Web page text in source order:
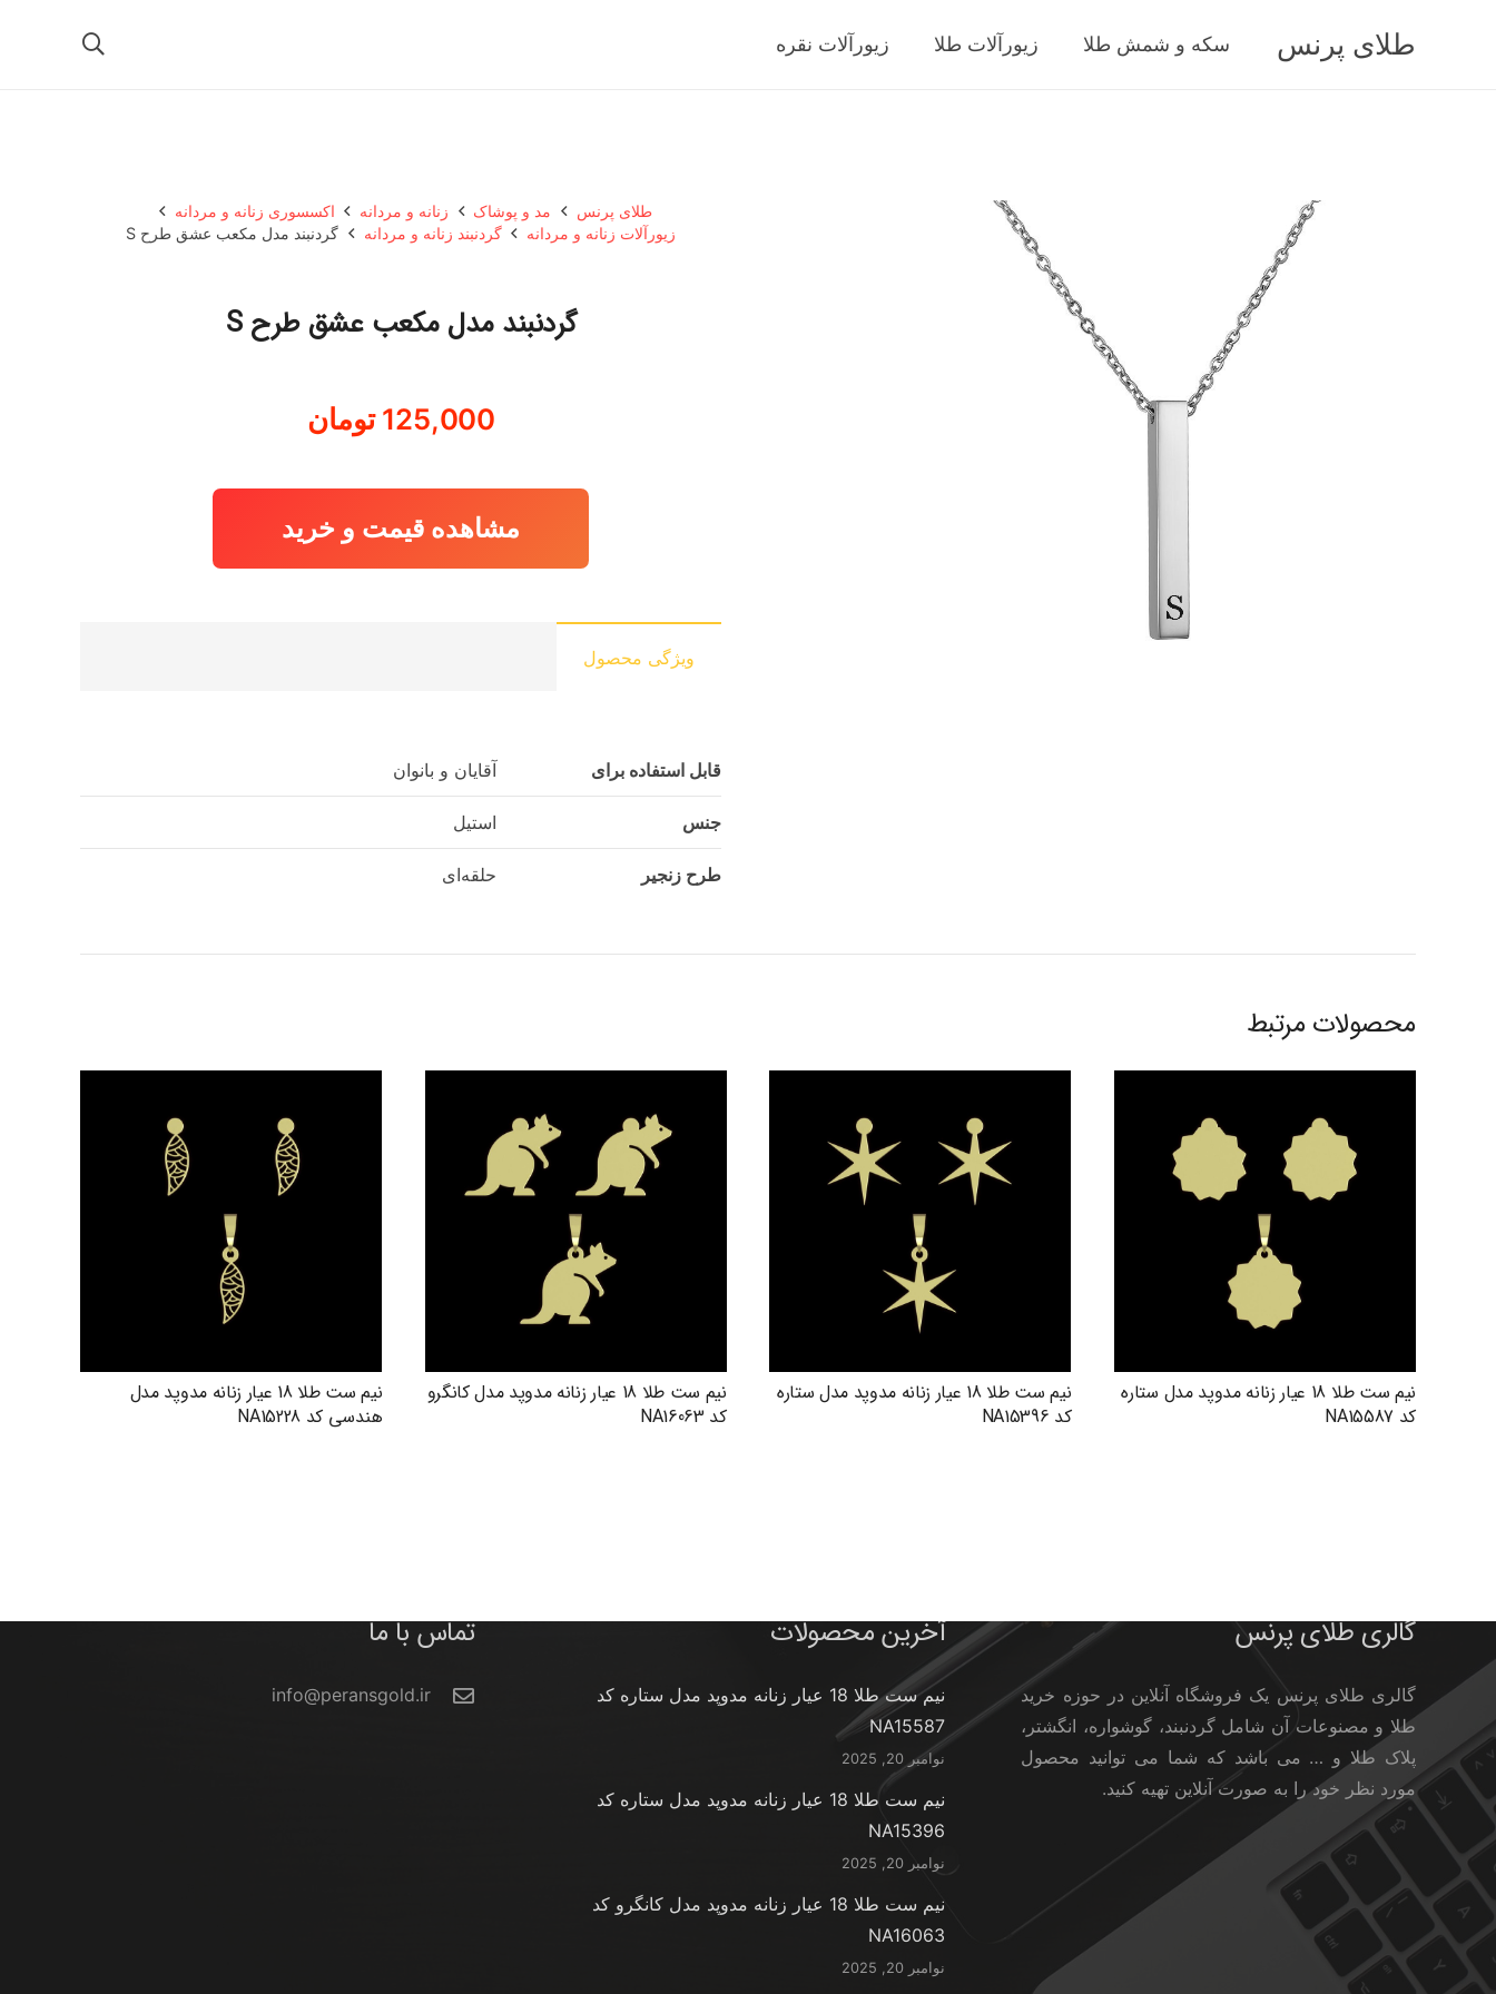
طلای پرنس سکه و شمش طلا زیورآلات طلا زیورآلات نقره
طلای پرنس مد و پوشاک زنانه و مردانه
اکسسوری زنانه و مردانه
زیورآلات زنانه و مردانه
گردنبند زنانه و مردانه گردنبند مدل مکعب عشق طرح S
گردنبند مدل مکعب عشق طرح S
125,000 تومان
مشاهده قیمت و خرید
ویژگی محصول
قابل استفاده برای آقایان و بانوان
جنس استیل
طرح زنجیر حلقه‌ای
محصولات مرتبط
نیم ست طلا 18 عیار زنانه مدوپد مدل ستاره
کد NA15587
نیم ست طلا 18 عیار زنانه مدوپد مدل ستاره
کد NA15396
نیم ست طلا 18 عیار زنانه مدوپد مدل کانگرو
کد NA16063
نیم ست طلا 18 عیار زنانه مدوپد مدل
هندسی کد NA15228
گالری طلای پرنس
گالری طلای پرنس یک فروشگاه آنلاین در حوزه خرید
طلا و مصنوعات آن شامل گردنبند، گوشواره، انگشتر،
پلاک طلا و … می باشد که شما می توانید محصول
مورد نظر خود را به صورت آنلاین تهیه کنید.
آخرین محصولات
نیم ست طلا 18 عیار زنانه مدوپد مدل ستاره کد
NA15587
نوامبر 20, 2025
نیم ست طلا 18 عیار زنانه مدوپد مدل ستاره کد
NA15396
نوامبر 20, 2025
نیم ست طلا 18 عیار زنانه مدوپد مدل کانگرو کد
NA16063
نوامبر 20, 2025
تماس با ما
info@peransgold.ir